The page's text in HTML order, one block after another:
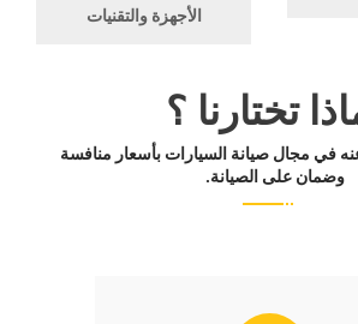
الأجهزة والتقنيات
تختارنا ؟
في مجال صيانة السيارات بأسعار منافسة
وضمان على الصيانة.